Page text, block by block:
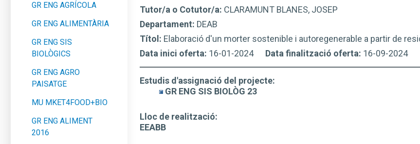
GR ENG AGRÍCOLA
GR ENG ALIMENTÀRIA
GR ENG SIS
BIOLÒGICS
GR ENG AGRO
PAISATGE
MU MKET4FOOD+BIO
GR ENG ALIMENT
2016
Tutor/a o Cotutor/a: CLARAMUNT BLANES, JOSEP
Departament: DEAB
Títol: Elaboració d'un morter sostenible i autoregenerable a partir de
Data inici oferta: 16-01-2024 Data finalització oferta: 16-09-2024
Estudis d'assignació del projecte:
GR ENG SIS BIOLÒG 23
Lloc de realització:
EEABB